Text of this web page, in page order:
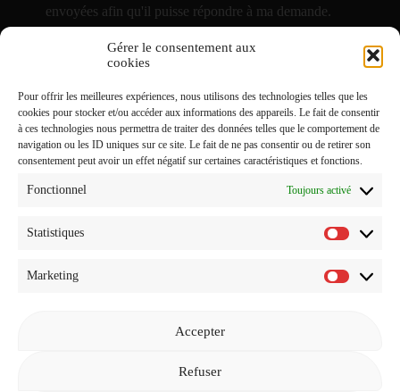
Gérer le consentement aux
cookies
Pour offrir les meilleures expériences, nous utilisons des technologies telles que les
cookies pour stocker et/ou accéder aux informations des appareils. Le fait de consentir
à ces technologies nous permettra de traiter des données telles que le comportement de
navigation ou les ID uniques sur ce site. Le fait de ne pas consentir ou de retirer son
consentement peut avoir un effet négatif sur certaines caractéristiques et fonctions.
Fonctionnel Toujours activé
Statistiques
Marketing
Accepter
Refuser
envoyées afin qu'il puisse répondre à ma demande.
J'accepte de recevoir vos e-mails et confirme avoir pris
Mentions Légales.